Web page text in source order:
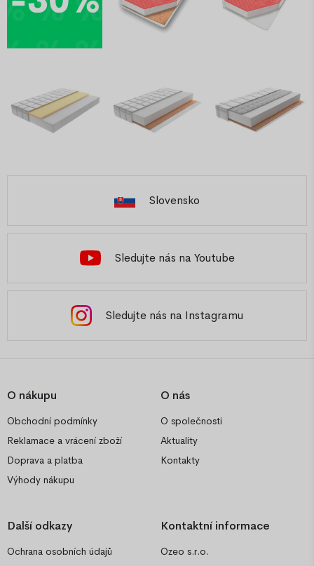
Slovensko
Sledujte nás na Youtube
Sledujte nás na Instagramu
O nákupu
Obchodní podmínky
Reklamace a vrácení zboží
Doprava a platba
Výhody nákupu
O nás
O společnosti
Aktuality
Kontakty
Další odkazy
Ochrana osobních údajů
Kontaktní informace
Ozeo s.r.o.